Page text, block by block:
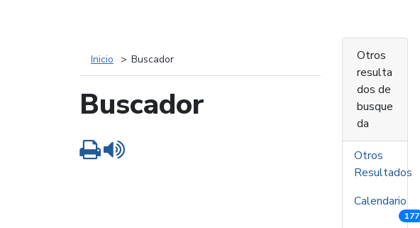
Inicio Buscador
Buscador
Imprimir
Otros
resulta
dos de
busque
da
Otros
Resultados
Calendario
177